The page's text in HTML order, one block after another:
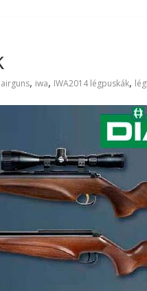
airguns, iwa, IWA2014 légpuskák,